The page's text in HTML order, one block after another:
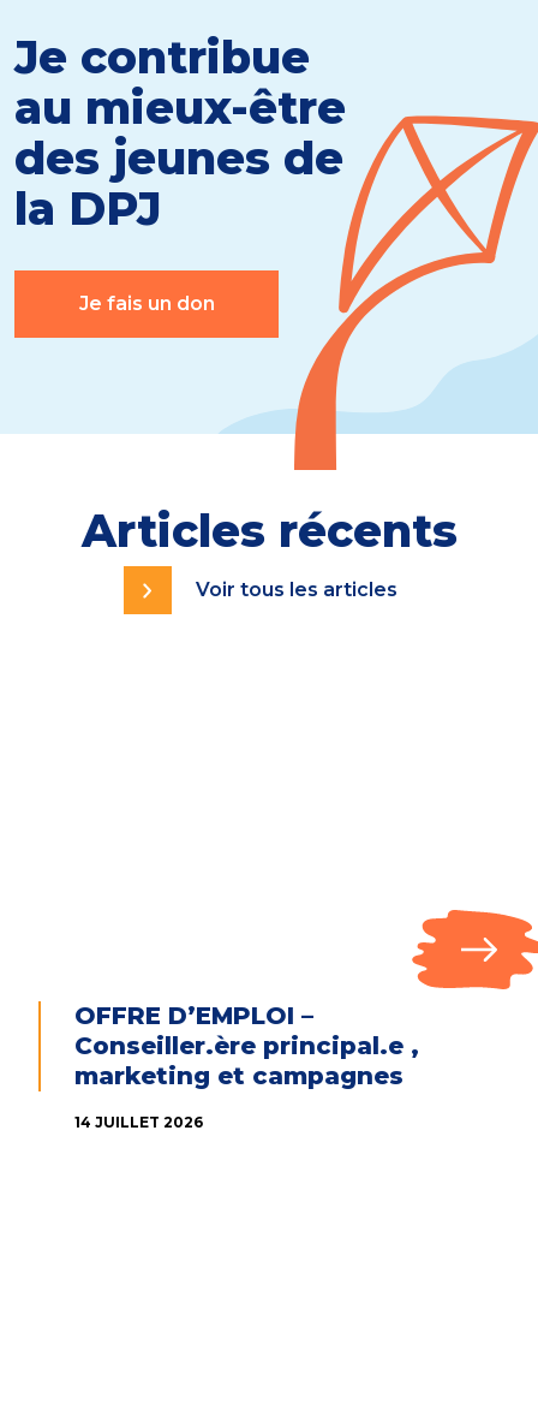
Je contribue
au mieux-être
des jeunes de
la DPJ
Je fais un don
Articles récents
Voir tous les articles
OFFRE D’EMPLOI –
Conseiller.ère principal.e ,
marketing et campagnes
14 JUILLET 2026